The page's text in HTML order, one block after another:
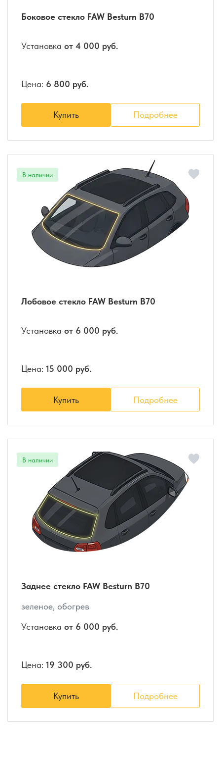
Боковое стекло FAW Besturn B70
Установка от 4 000 руб.
Цена: 6 800 руб.
Купить Подробнее
Лобовое стекло FAW Besturn B70
Установка от 6 000 руб.
Цена: 15 000 руб.
Купить Подробнее
Заднее стекло FAW Besturn B70
зеленое, обогрев
Установка от 6 000 руб.
Цена: 19 300 руб.
Купить Подробнее